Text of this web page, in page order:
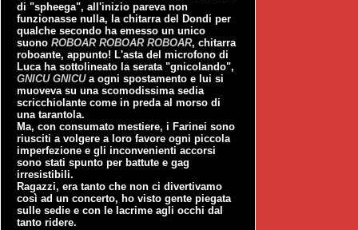
di "spheega", all'inizio pareva non
funzionasse nulla, la chitarra del Dondi per
qualche secondo ha emesso un unico
suono ROBOAR ROBOAR ROBOAR, chitarra
roboante, appunto! L'asta del microfono di
Luca ha sottolineato la serata "gnicolando",
GNICU GNICUa ogni spostamento e lui si
muoveva su una scomodissima sedia
scricchiolante come in preda al morso di
una tarantola.
Ma, con consumato mestiere, i Farinei sono
riusciti a volgere a loro favore ogni piccola
imperfezione e gli inconvenienti accorsi
sono stati spunto per battute e gag
irresistibili.
Ragazzi, era tanto che non ci divertivamo
così ad un concerto, ho visto gente piegata
sulle sedie e con le lacrime agli occhi dal
tanto ridere.